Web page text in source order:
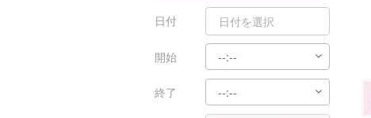
日付
開始
終了